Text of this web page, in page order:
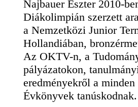
Najbauer Eszter 2010-
Diákolimpián szerzett
a Nemzetközi Junior
Hollandiában,
Az OKTV-n, a
pályázatokon,
eredményekről a
Évkönyvek tanúskodnak.